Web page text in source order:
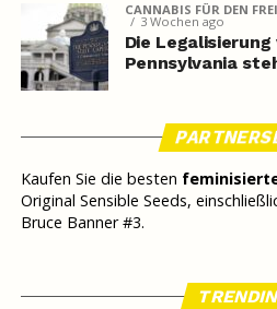
CANNABIS FÜR DEN
3 Wochen ago
Die Legalisierung
Pennsylvania
Kaufen Sie die besten
Original Sensible Seeds,
Bruce Banner #3.